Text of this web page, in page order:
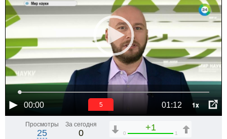
00:00 01:12 1x
5
Просмотры
25
За сегодня
0
+1
0 1